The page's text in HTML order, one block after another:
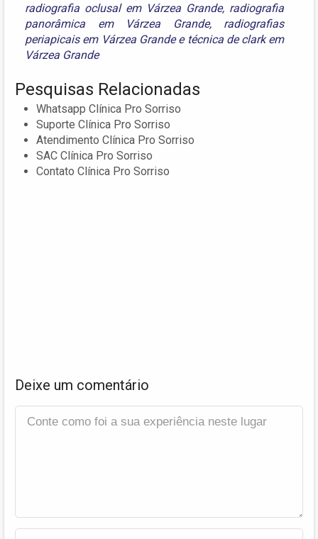
radiografia oclusal em Várzea Grande, radiografia
panorâmica em Várzea Grande, radiografias
periapicais em Várzea Grandee técnica de clark em
Várzea Grande
Pesquisas Relacionadas
Whatsapp Clínica Pro Sorriso
Suporte Clínica Pro Sorriso
Atendimento Clínica Pro Sorriso
SAC Clínica Pro Sorriso
Contato Clínica Pro Sorriso
Deixe um comentário